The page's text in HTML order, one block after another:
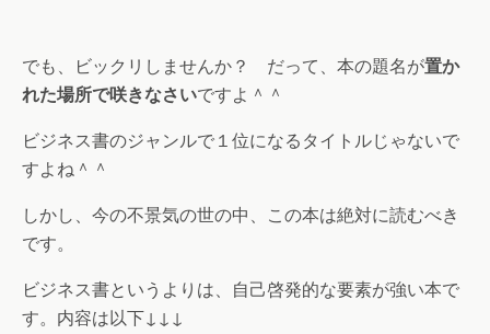
でも、ビックリしませんか？ だって、本の題名が置か
れた場所で咲きなさいですよ＾＾
ビジネス書のジャンルで１位になるタイトルじゃないで
すよね＾＾
しかし、今の不景気の世の中、この本は絶対に読むべき
です。
ビジネス書というよりは、自己啓発的な要素が強い本で
す。内容は以下↓↓↓